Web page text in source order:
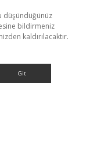
düşündüğünüz
bildirmeniz
kaldırılacaktır.